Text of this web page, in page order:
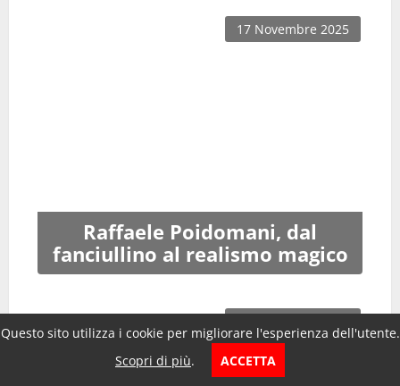
Raffaele Poidomani, dal
fanciullino al realismo magico
17 Novembre 2025
Questo sito utilizza i cookie per migliorare l'esperienza dell'utente.
Scopri di più. ACCETTA